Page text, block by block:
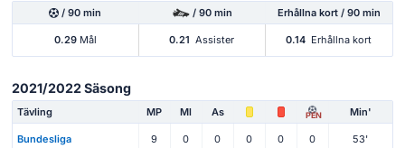
/ 90 min / 90 min Erhållna kort / 90 min
0.29Mål 0.21 Assister 0.14 Erhållna kort
2021/2022 Säsong
Tävling MP Ml As PEN Min'
Bundesliga 9 0 0 0 0 0 53'